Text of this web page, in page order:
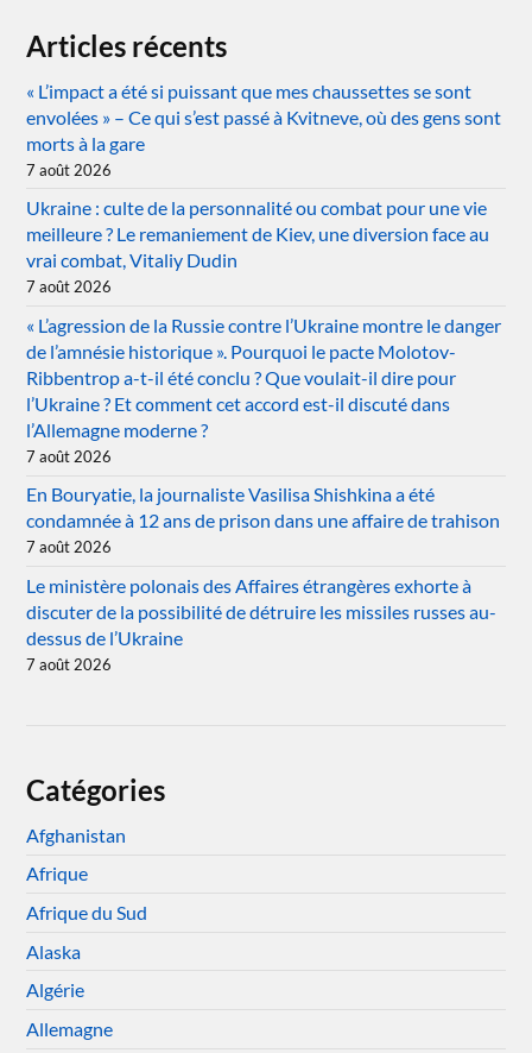
Articles récents
« L’impact a été si puissant que mes chaussettes se sont
envolées » – Ce qui s’est passé à Kvitneve, où des gens sont
morts à la gare
7 août 2026
Ukraine : culte de la personnalité ou combat pour une vie
meilleure ? Le remaniement de Kiev, une diversion face au
vrai combat, Vitaliy Dudin
7 août 2026
« L’agression de la Russie contre l’Ukraine montre le danger
de l’amnésie historique ». Pourquoi le pacte Molotov-
Ribbentrop a-t-il été conclu ? Que voulait-il dire pour
l’Ukraine ? Et comment cet accord est-il discuté dans
l’Allemagne moderne ?
7 août 2026
En Bouryatie, la journaliste Vasilisa Shishkina a été
condamnée à 12 ans de prison dans une affaire de trahison
7 août 2026
Le ministère polonais des Affaires étrangères exhorte à
discuter de la possibilité de détruire les missiles russes au-
dessus de l’Ukraine
7 août 2026
Catégories
Afghanistan
Afrique
Afrique du Sud
Alaska
Algérie
Allemagne